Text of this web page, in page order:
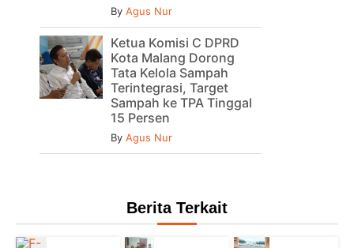
By Agus Nur
Ketua Komisi C DPRD
Kota Malang Dorong
Tata Kelola Sampah
Terintegrasi, Target
Sampah ke TPA Tinggal
15 Persen
By Agus Nur
Berita Terkait